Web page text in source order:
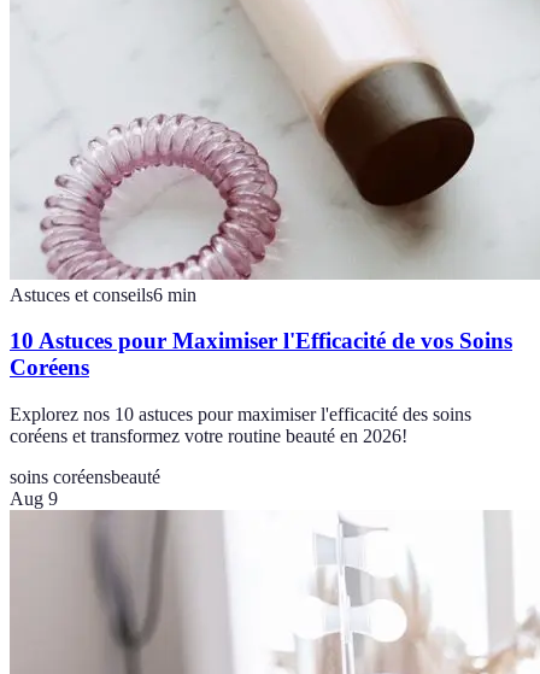
Astuces et conseils6 min
10 Astuces pour Maximiser l'Efficacité de vos Soins
Coréens
Explorez nos 10 astuces pour maximiser l'efficacité des soins
coréens et transformez votre routine beauté en 2026!
soins coréensbeauté
Aug 9